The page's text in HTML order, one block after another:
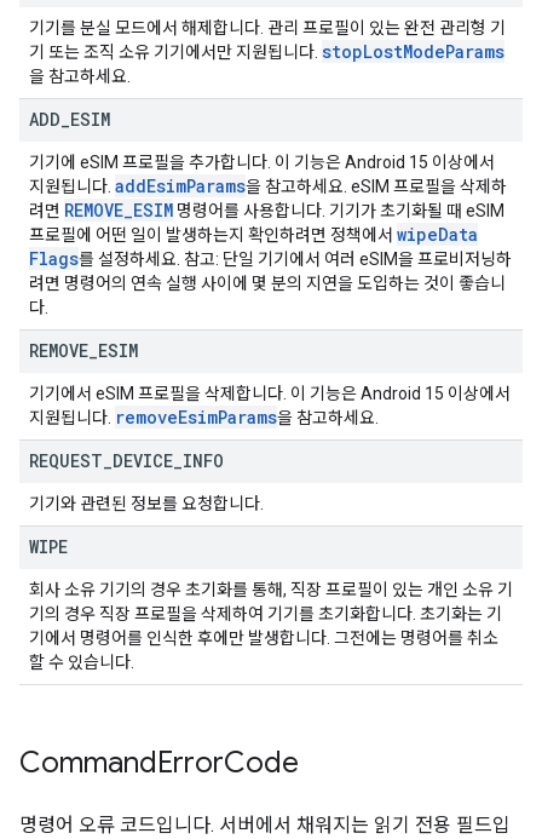
기기를 분실 모드에서 해제합니다. 관리 프로필이 있는 완전 관리형 기
기 또는 조직 소유 기기에서만 지원됩니다. stopLostModeParams
을 참고하세요.
ADD ESIM
기기에 eSIM 프로필을 추가합니다. 이 기능은 Android 15 이상에서
지원됩니다. addEsimParams을 참고하세요. eSIM 프로필을 삭제하
려면 REMOVE_ESIM 명령어를 사용합니다. 기기가 초기화될 때 eSIM
프로필에 어떤 일이 발생하는지 확인하려면 정책에서 wipeData
Flags를 설정하세요. 참고: 단일 기기에서 여러 eSIM을 프로비저닝하
려면 명령어의 연속 실행 사이에 몇 분의 지연을 도입하는 것이 좋습니
다.
REMOVE ESIM
기기에서 eSIM 프로필을 삭제합니다. 이 기능은 Android 15 이상에서
지원됩니다. removeEsimParams을 참고하세요.
REQUEST DEVICE INFO
기기와 관련된 정보를 요청합니다.
WIPE
회사 소유 기기의 경우 초기화를 통해, 직장 프로필이 있는 개인 소유 기
기의 경우 직장 프로필을 삭제하여 기기를 초기화합니다. 초기화는 기
기에서 명령어를 인식한 후에만 발생합니다. 그전에는 명령어를 취소
할 수 있습니다.
CommandErrorCode
명령어 오류 코드입니다. 서버에서 채워지는 읽기 전용 필드입